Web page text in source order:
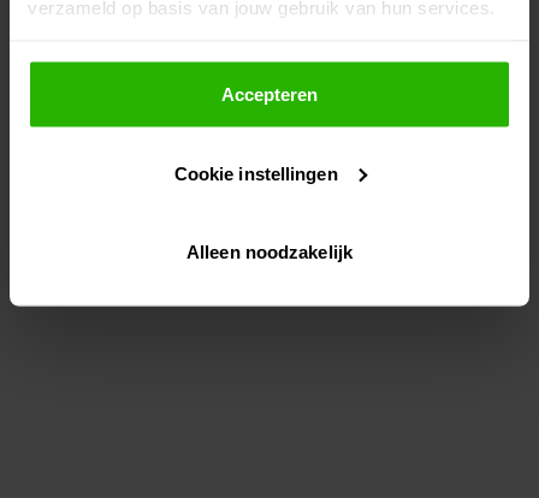
verzameld op basis van jouw gebruik van hun services.
Als je op "Accepteer" klikt, dan geef je Voordeeluitjes.nl
toestemming om cookies voor social media en
gepersonaliseerde advertenties te plaatsen.
Lees hier meer over in onsprivacybeleid
Via "Cookie instellingen" kun je ook zelf instellen welke
Accepteren
Cookie instellingen
Alleen noodzakelijk